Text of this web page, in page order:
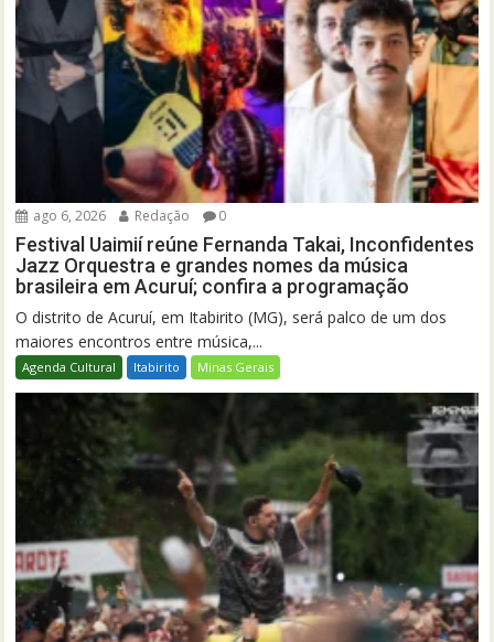
ago 6, 2026 Redação 0
Festival Uaimií reúne Fernanda Takai, Inconfidentes
Jazz Orquestra e grandes nomes da música
brasileira em Acuruí; confira a programação
O distrito de Acuruí, em Itabirito (MG), será palco de um dos
maiores encontros entre música,...
Agenda Cultural Itabirito Minas Gerais